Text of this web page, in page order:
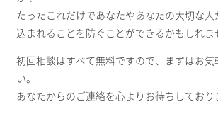
たったこれだけであなたやあなたの大切な人
込まれることを防ぐことができるかもしれま
初回相談はすべて無料ですので、まずはお気
い。
あなたからのご連絡を心よりお待ちしており